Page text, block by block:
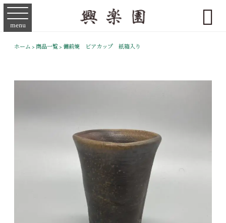
menu 
ホーム > 商品一覧> 備前焼 ビアカップ 紙箱入り